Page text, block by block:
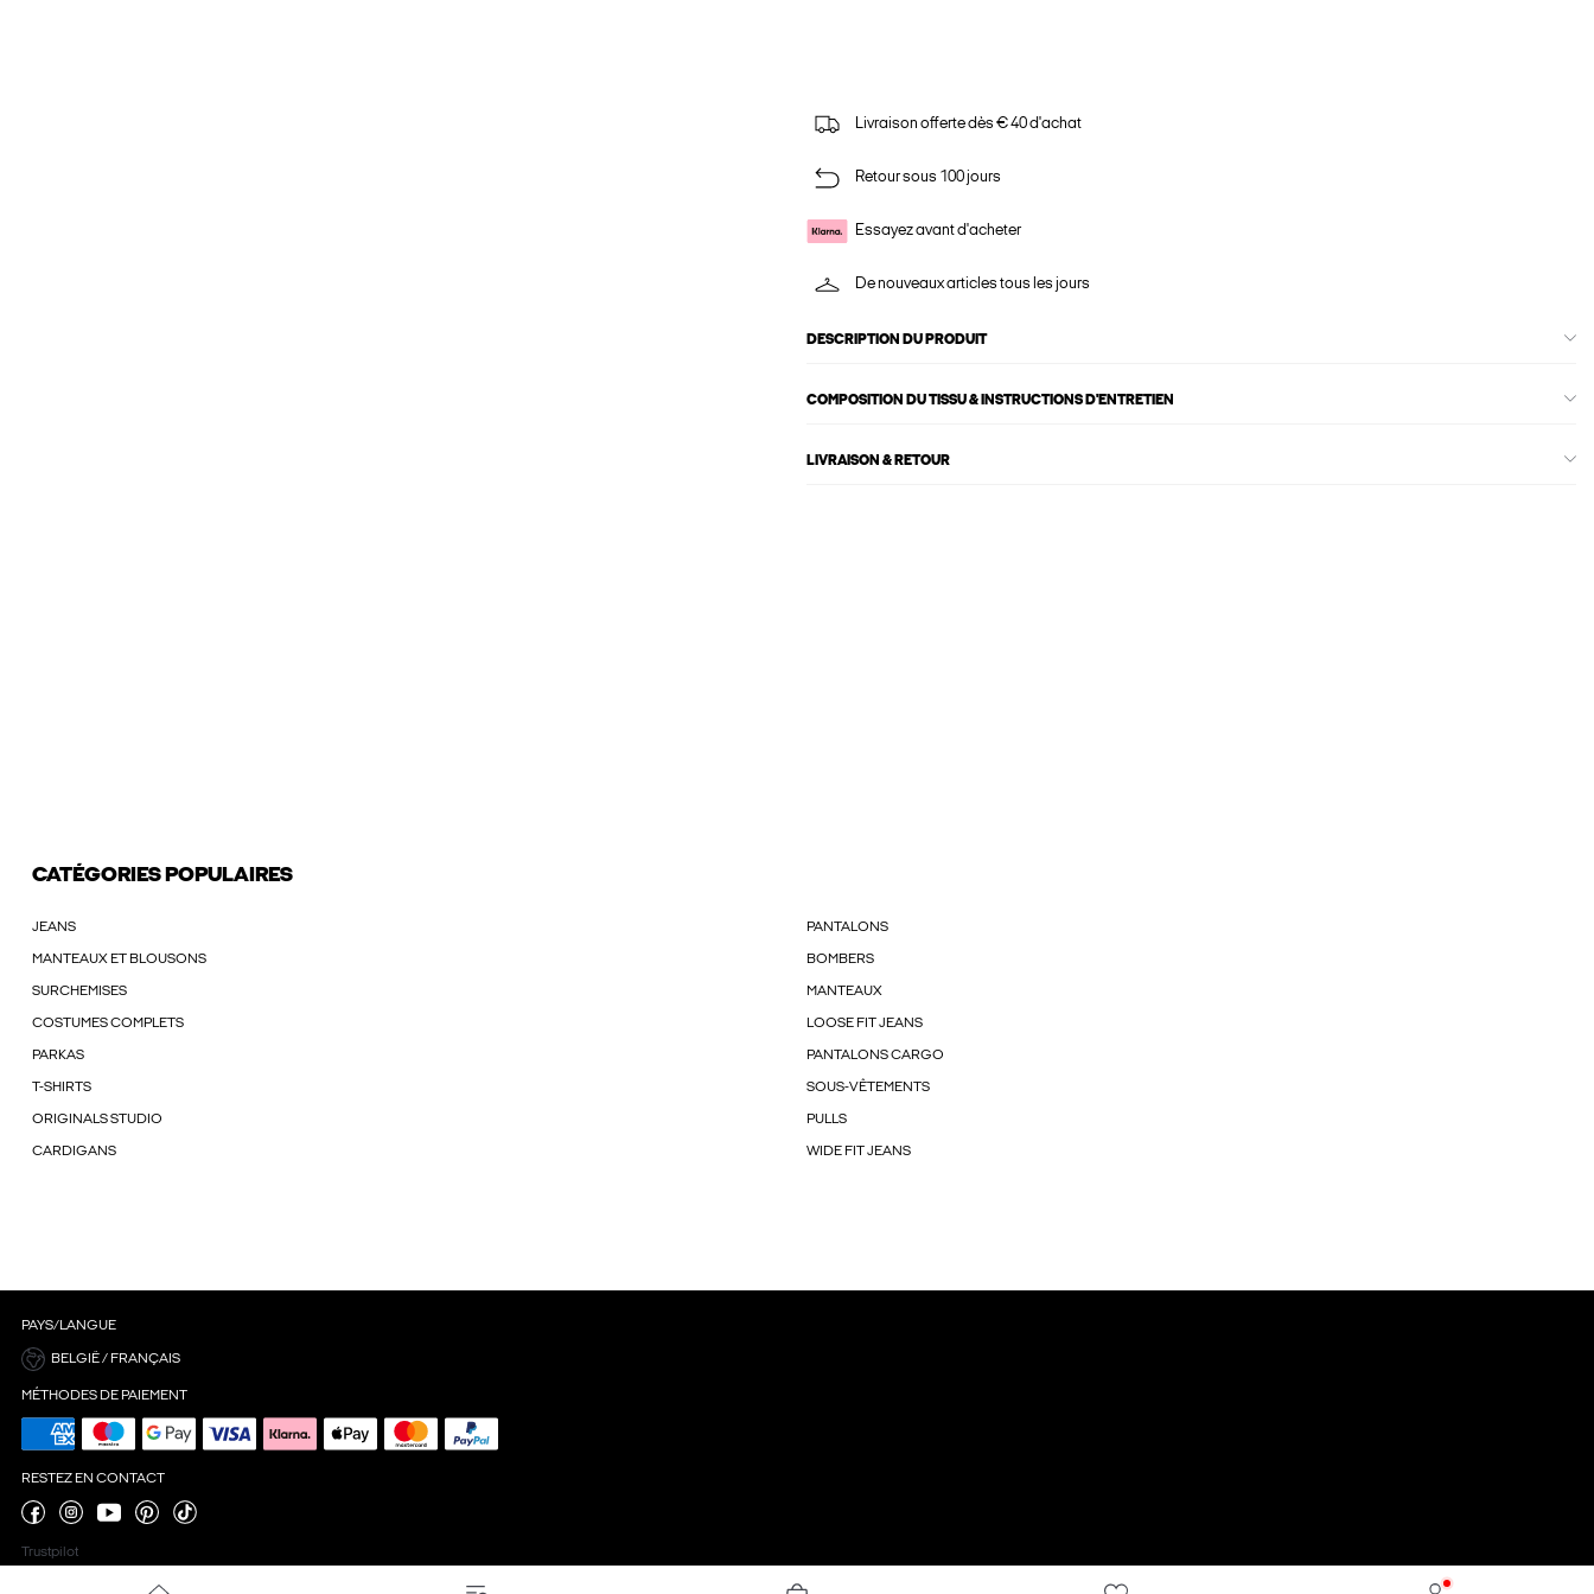
Livraison offerte dès € 40 d'achat
Retour sous 100 jours
Essayez avant d'acheter
De nouveaux articles tous les jours
DESCRIPTION DU PRODUIT
COMPOSITION DU TISSU & INSTRUCTIONS D'ENTRETIEN
LIVRAISON & RETOUR
CATÉGORIES POPULAIRES
JEANS PANTALONS
MANTEAUX ET BLOUSONS BOMBERS
SURCHEMISES MANTEAUX
COSTUMES COMPLETS LOOSE FIT JEANS
PARKAS PANTALONS CARGO
T-SHIRTS SOUS-VÊTEMENTS
ORIGINALS STUDIO PULLS
CARDIGANS WIDE FIT JEANS
PAYS/LANGUE
BELGIË / FRANÇAIS
MÉTHODES DE PAIEMENT
RESTEZ EN CONTACT
Trustpilot